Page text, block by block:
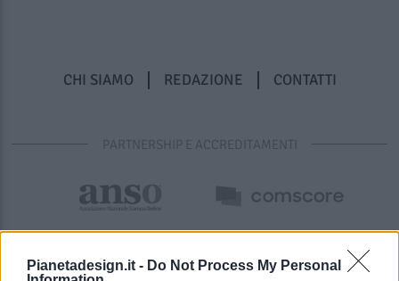
Pianetadesign.it - Do Not Process My Personal
CHI SIAMO REDAZIONE CONTATTI
PARTNERSHIP E ACCREDITAMENTI